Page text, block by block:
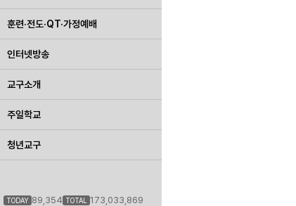
훈련·전도·QT·가정예배
인터넷방송
교구소개
주일학교
청년교구
TODAY 89,354 TOTAL 173,033,869